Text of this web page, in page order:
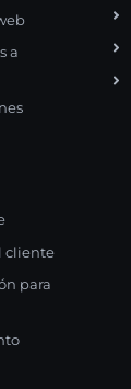
a
cliente
para